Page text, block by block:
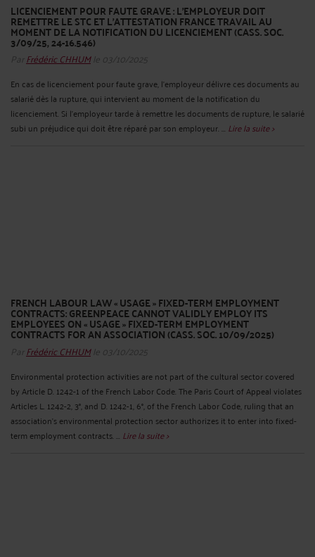
LICENCIEMENT POUR FAUTE GRAVE : L’EMPLOYEUR DOIT
REMETTRE LE STC ET L’ATTESTATION FRANCE TRAVAIL AU
MOMENT DE LA NOTIFICATION DU LICENCIEMENT (CASS. SOC.
3/09/25, 24-16.546)
Par Frédéric CHHUMle 03/10/2025
En cas de licenciement pour faute grave, l'employeur délivre ces documents au
salarié dès la rupture, qui intervient au moment de la notification du
licenciement. Si l’employeur tarde à remettre les documents de rupture, le salarié
subi un préjudice qui doit être réparé par son employeur. ... Lire la suite >
FRENCH LABOUR LAW « USAGE » FIXED-TERM EMPLOYMENT
CONTRACTS: GREENPEACE CANNOT VALIDLY EMPLOY ITS
EMPLOYEES ON « USAGE » FIXED-TERM EMPLOYMENT
CONTRACTS FOR AN ASSOCIATION (CASS. SOC. 10/09/2025)
Par Frédéric CHHUMle 03/10/2025
Environmental protection activities are not part of the cultural sector covered
by Article D. 1242-1 of the French Labor Code. The Paris Court of Appeal violates
Articles L. 1242-2, 3°, and D. 1242-1, 6°, of the French Labor Code, ruling that an
association's environmental protection sector authorizes it to enter into fixed-
term employment contracts. ... Lire la suite >